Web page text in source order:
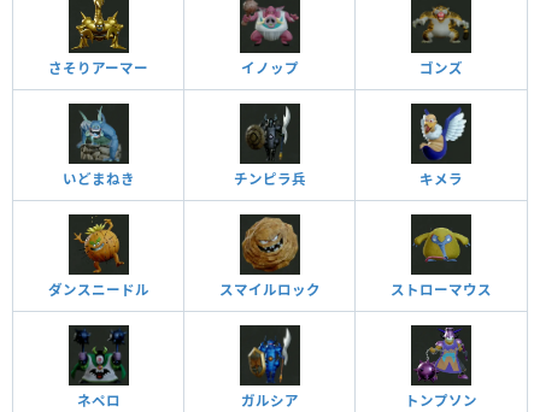
さそりアーマー イノップ ゴンズ
いどまねき チンピラ兵 キメラ
ダンスニードル スマイルロック ストローマウス
ネペロ ガルシア トンプソン